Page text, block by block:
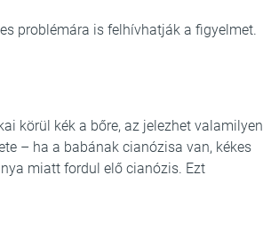
problémára is felhívhatják a figyelmet.
körül kék a bőre, az jelezhet valamilyen
– ha a babának cianózisa van, kékes
miatt fordul elő cianózis. Ezt